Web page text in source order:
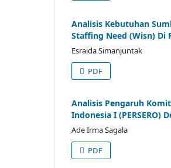
Analisis Kebutuhan
Staffing Need (Wisn) Di
Esraida Simanjuntak
PDF
Analisis Pengaruh
Indonesia I (PERSERO)
Ade Irma Sagala
PDF